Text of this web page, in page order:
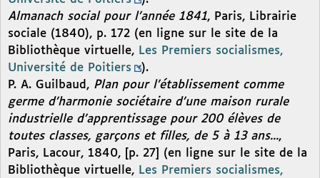
Almanach social pour l’année 1841, Paris, Librairie
sociale (1840), p. 172 (en ligne sur le site de la
Bibliothèque virtuelle, Les Premiers socialismes,
Université de Poitiers
).
P. A. Guilbaud, Plan pour l’établissement comme
germe d’harmonie sociétaire d’une maison rurale
industrielle d’apprentissage pour 200 élèves de
toutes classes, garçons et filles, de 5 à 13 ans...,
Paris, Lacour, 1840, [p. 27] (en ligne sur le site de la
Bibliothèque virtuelle, Les Premiers socialismes,